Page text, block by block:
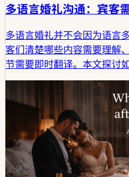
多语言婚礼沟通：宾客
多语言婚礼并不会因为语言
客们清楚哪些内容需要理解
节需要即时翻译。本文探讨
下，为多语言婚礼的沟通建